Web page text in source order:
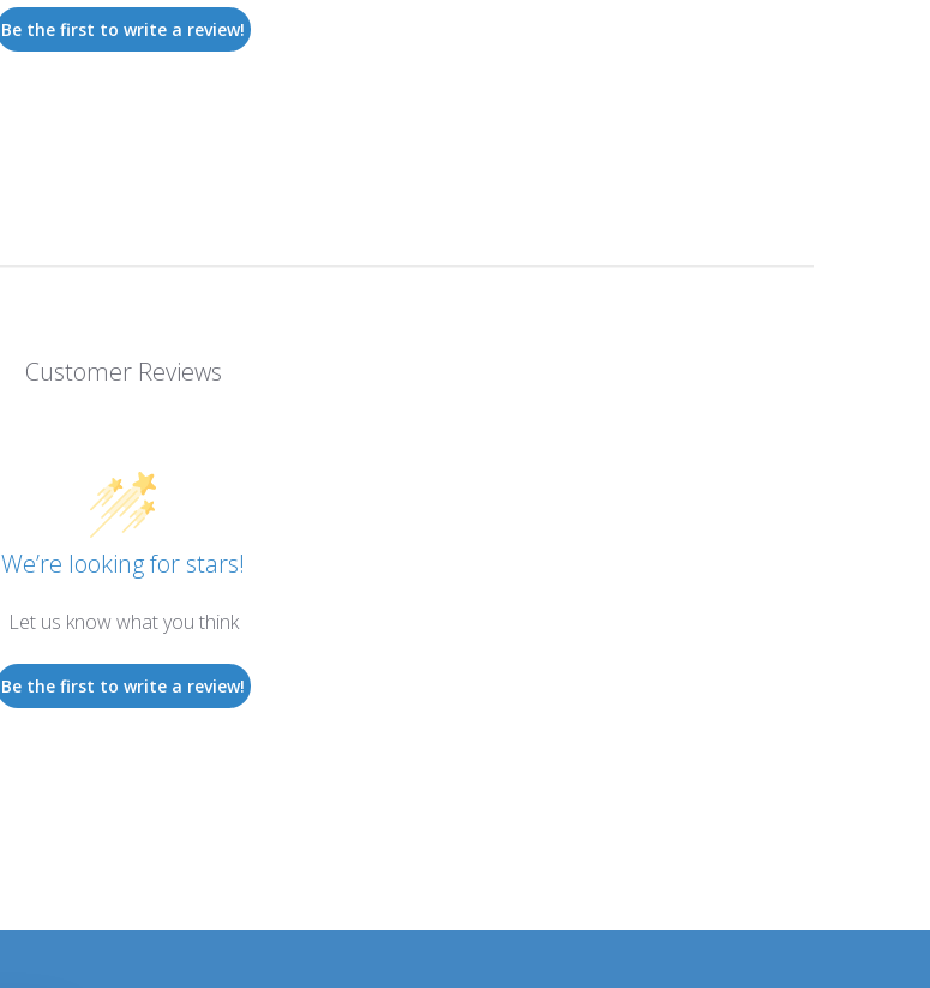
Be the first to write a review!
Customer Reviews
We’re looking for stars!
Let us know what you think
Be the first to write a review!